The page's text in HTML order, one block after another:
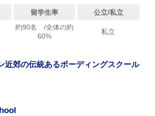
留学生率 公立/私立
約90名 /全体の約
60%
私立
近郊の伝統あるボーディングスクール